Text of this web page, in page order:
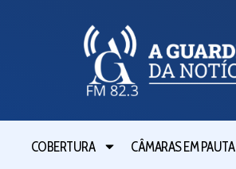
COBERTURA CÂMARAS EM PAUTA